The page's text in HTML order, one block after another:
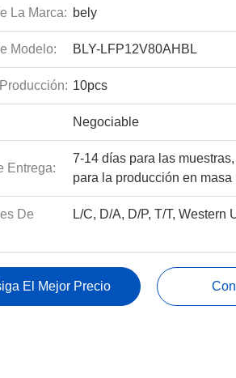
La Marca: bely
Modelo: BLY-LFP12V80AHBL
10pcs
Negociable
Entrega:
7-14 días para las
para la producción en masa
De
L/C, D/A, D/P, T/T, Western
El Mejor Precio